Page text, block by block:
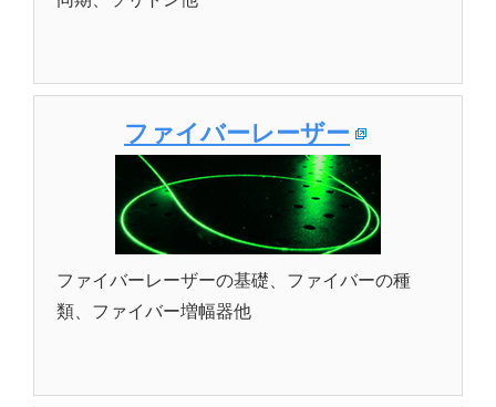
ファイバーレーザー
ファイバーレーザーの基礎、ファイバーの種
類、ファイバー増幅器他